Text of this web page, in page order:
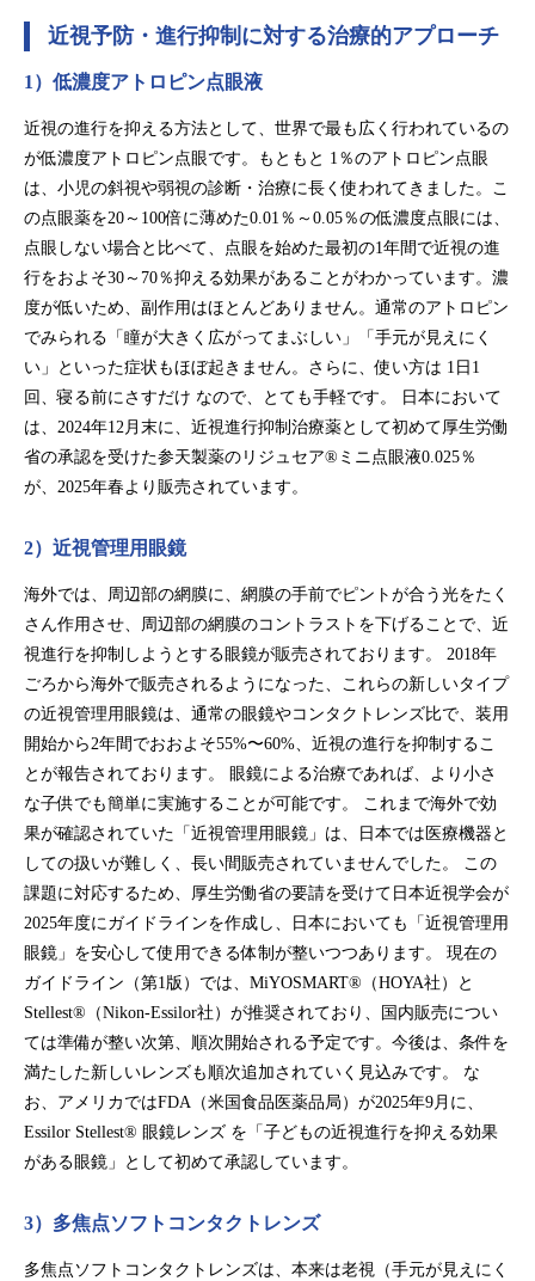
近視予防・進行抑制に対する治療的アプローチ
1）低濃度アトロピン点眼液
近視の進行を抑える方法として、世界で最も広く行われているの
が低濃度アトロピン点眼です。もともと 1％のアトロピン点眼
は、小児の斜視や弱視の診断・治療に長く使われてきました。こ
の点眼薬を20～100倍に薄めた0.01％～0.05％の低濃度点眼には、
点眼しない場合と比べて、点眼を始めた最初の1年間で近視の進
行をおよそ30～70％抑える効果があることがわかっています。濃
度が低いため、副作用はほとんどありません。通常のアトロピン
でみられる「瞳が大きく広がってまぶしい」「手元が見えにく
い」といった症状もほぼ起きません。さらに、使い方は 1日1
回、寝る前にさすだけ なので、とても手軽です。 日本において
は、2024年12月末に、近視進行抑制治療薬として初めて厚生労働
省の承認を受けた参天製薬のリジュセア®ミニ点眼液0.025％
が、2025年春より販売されています。
2）近視管理用眼鏡
海外では、周辺部の網膜に、網膜の手前でピントが合う光をたく
さん作用させ、周辺部の網膜のコントラストを下げることで、近
視進行を抑制しようとする眼鏡が販売されております。 2018年
ごろから海外で販売されるようになった、これらの新しいタイプ
の近視管理用眼鏡は、通常の眼鏡やコンタクトレンズ比で、装用
開始から2年間でおおよそ55%〜60%、近視の進行を抑制するこ
とが報告されております。 眼鏡による治療であれば、より小さ
な子供でも簡単に実施することが可能です。 これまで海外で効
果が確認されていた「近視管理用眼鏡」は、日本では医療機器と
しての扱いが難しく、長い間販売されていませんでした。 この
課題に対応するため、厚生労働省の要請を受けて日本近視学会が
2025年度にガイドラインを作成し、日本においても「近視管理用
眼鏡」を安心して使用できる体制が整いつつあります。 現在の
ガイドライン（第1版）では、MiYOSMART®（HOYA社）と
Stellest®（Nikon-Essilor社）が推奨されており、国内販売につい
ては準備が整い次第、順次開始される予定です。今後は、条件を
満たした新しいレンズも順次追加されていく見込みです。 な
お、アメリカではFDA（米国食品医薬品局）が2025年9月に、
Essilor Stellest® 眼鏡レンズ を「子どもの近視進行を抑える効果
がある眼鏡」として初めて承認しています。
3）多焦点ソフトコンタクトレンズ
多焦点ソフトコンタクトレンズは、本来は老視（手元が見えにく